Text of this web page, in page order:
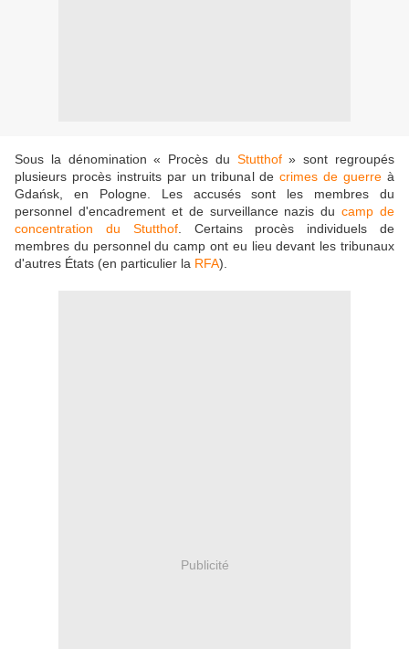
Sous la dénomination « Procès du Stutthof» sont regroupés
plusieurs procès instruits par un tribunal decrimes de guerre à
Gdańsk, en Pologne. Les accusés sont les membres du
personnel d'encadrement et de surveillance nazis ducamp de
concentration du Stutthof. Certains procès individuels de
membres du personnel du camp ont eu lieu devant les tribunaux
d'autres États (en particulier la RFA).
Publicité